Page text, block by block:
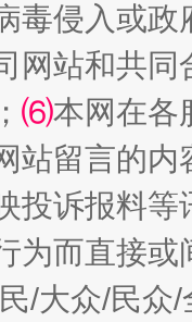
毒侵入或
网站和共
⑹本网在各
站留言的内
投诉报料
为而直接
/大众/民